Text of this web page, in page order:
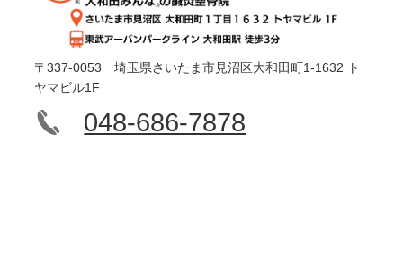
〒337-0053 埼玉県さいたま市見沼区大和田町1-1632 ト
ヤマビル1F
048-686-7878